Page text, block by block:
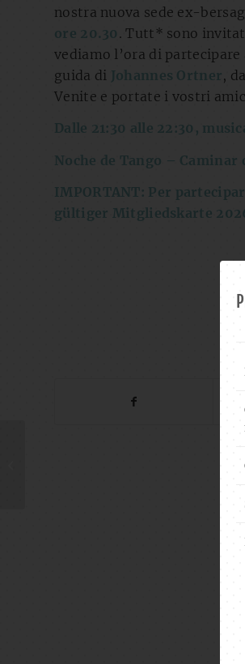
nostra nuova sede ex-
ore 20.30 . Tutt* sono
vediamo l’ora di
guida di Johannes Ortner,
Venite e portate i vostri
Dalle 21:30 alle 22:30,
Noche de Tango –
IMPORTANT: Per
gültiger Mitgliedskarte